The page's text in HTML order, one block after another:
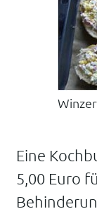
Eine
5,00 Euro